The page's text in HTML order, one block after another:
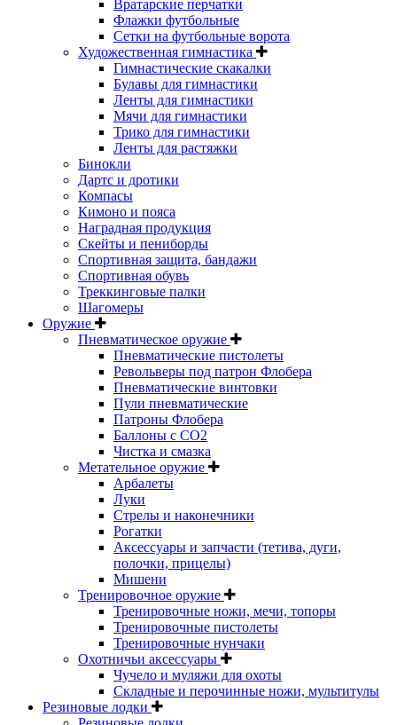
Вратарские перчатки
Флажки футбольные
Сетки на футбольные ворота
Художественная гимнастика
Гимнастические скакалки
Булавы для гимнастики
Ленты для гимнастики
Мячи для гимнастики
Трико для гимнастики
Ленты для растяжки
Бинокли
Дартс и дротики
Компасы
Кимоно и пояса
Наградная продукция
Скейты и пениборды
Спортивная защита, бандажи
Спортивная обувь
Треккинговые палки
Шагомеры
Оружие
Пневматическое оружие
Пневматические пистолеты
Револьверы под патрон Флобера
Пневматические винтовки
Пули пневматические
Патроны Флобера
Баллоны с CO2
Чистка и смазка
Метательное оружие
Арбалеты
Луки
Стрелы и наконечники
Рогатки
Аксессуары и запчасти (тетива, дуги,
полочки, прицелы)
Мишени
Тренировочное оружие
Тренировочные ножи, мечи, топоры
Тренировочные пистолеты
Тренировочные нунчаки
Охотничьи аксессуары
Чучело и муляжи для охоты
Складные и перочинные ножи, мультитулы
Резиновые лодки